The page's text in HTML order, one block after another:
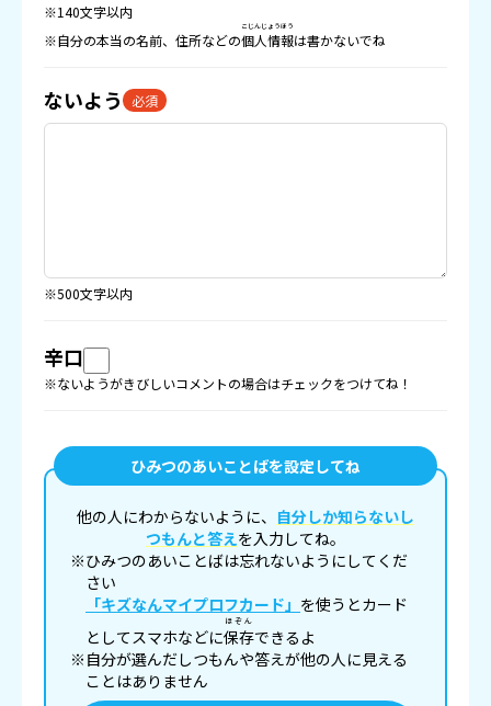
※140文字以内
※自分の本当の名前、住所などの個人情報
こじんじょうほう
は書かないでね
ないよう 必須
※500文字以内
辛口
※ないようがきびしいコメントの場合はチェックをつけてね！
ひみつのあいことばを設定してね
他の人にわからないように、 自分しか知らないし
つもんと答えを入力してね。
※ひみつのあいことばは忘れないようにしてくだ
さい
「キズなんマイプロフカード」 を使うとカード
としてスマホなどに保存
ほぞん
できるよ
※自分が選んだしつもんや答えが他の人に見える
ことはありません